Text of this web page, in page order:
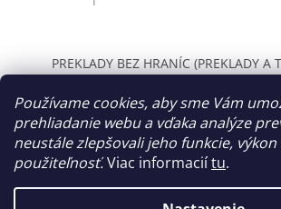
Používame cookies, aby sme Vám
prehliadanie webu a vďaka analýze
neustále zlepšovali jeho funkcie, výkon
použiteľnosť.Viac informaciítu.
Hodnotenie produktu je 4 z 5
PREKLADY BEZ HRANÍC (PREKLADY A
WOLT Bratislava